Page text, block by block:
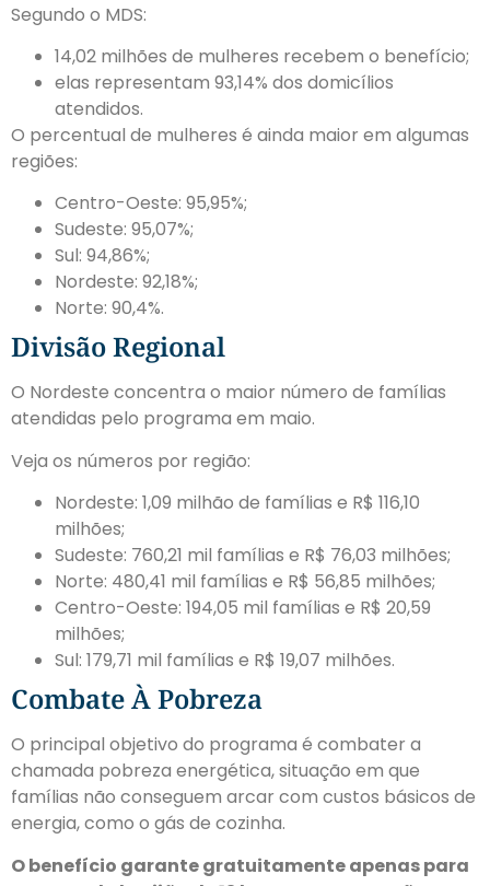
Segundo o MDS:
14,02 milhões de mulheres recebem o benefício;
elas representam 93,14% dos domicílios
atendidos.
O percentual de mulheres é ainda maior em algumas
regiões:
Centro-Oeste: 95,95%;
Sudeste: 95,07%;
Sul: 94,86%;
Nordeste: 92,18%;
Norte: 90,4%.
Divisão Regional
O Nordeste concentra o maior número de famílias
atendidas pelo programa em maio.
Veja os números por região:
Nordeste: 1,09 milhão de famílias e R$ 116,10
milhões;
Sudeste: 760,21 mil famílias e R$ 76,03 milhões;
Norte: 480,41 mil famílias e R$ 56,85 milhões;
Centro-Oeste: 194,05 mil famílias e R$ 20,59
milhões;
Sul: 179,71 mil famílias e R$ 19,07 milhões.
Combate À Pobreza
O principal objetivo do programa é combater a
chamada pobreza energética, situação em que
famílias não conseguem arcar com custos básicos de
energia, como o gás de cozinha.
O benefício garante gratuitamente apenas para